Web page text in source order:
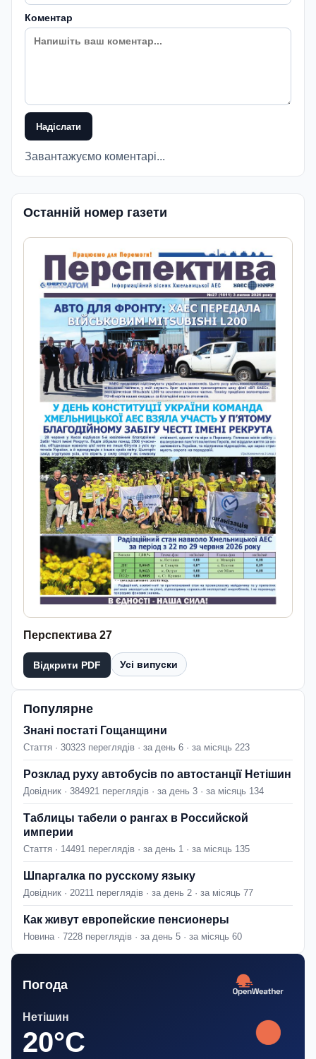
Коментар
Надіслати
Завантажуємо коментарі...
Останній номер газети
Перспектива 27
Відкрити PDF Усі випуски
Популярне
Знані постаті Гощанщини
Стаття · 30323 переглядів · за день 6 · за місяць 223
Розклад руху автобусів по автостанції Нетішин
Довідник · 384921 переглядів · за день 3 · за місяць 134
Таблицы табели о рангах в Российской
империи
Стаття · 14491 переглядів · за день 1 · за місяць 135
Шпаргалка по русскому языку
Довідник · 20211 переглядів · за день 2 · за місяць 77
Как живут европейские пенсионеры
Новина · 7228 переглядів · за день 5 · за місяць 60
Погода
Нетішин
20°C